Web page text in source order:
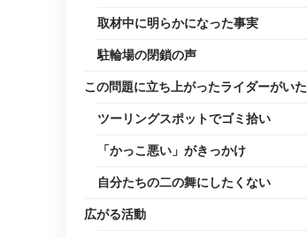
取材中に明らかになった事実
駐輪場の閉鎖の声
この問題に立ち上がったライダーがいた
ツーリングスポットでゴミ拾い
「かっこ悪い」がきっかけ
自分たちの二の舞にしたくない
広がる活動